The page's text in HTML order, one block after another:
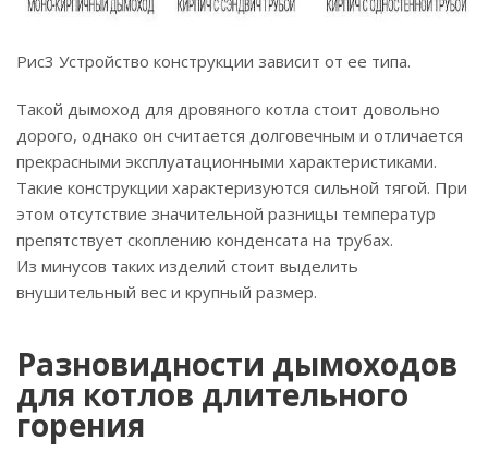
Рис3 Устройство конструкции зависит от ее типа.
Такой дымоход для дровяного котла стоит довольно
дорого, однако он считается долговечным и отличается
прекрасными эксплуатационными характеристиками.
Такие конструкции характеризуются сильной тягой. При
этом отсутствие значительной разницы температур
препятствует скоплению конденсата на трубах.
Из минусов таких изделий стоит выделить
внушительный вес и крупный размер.
Разновидности дымоходов
для котлов длительного
горения